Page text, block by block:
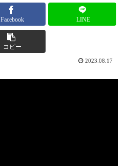
Facebook LINE
コピー
2023.08.17